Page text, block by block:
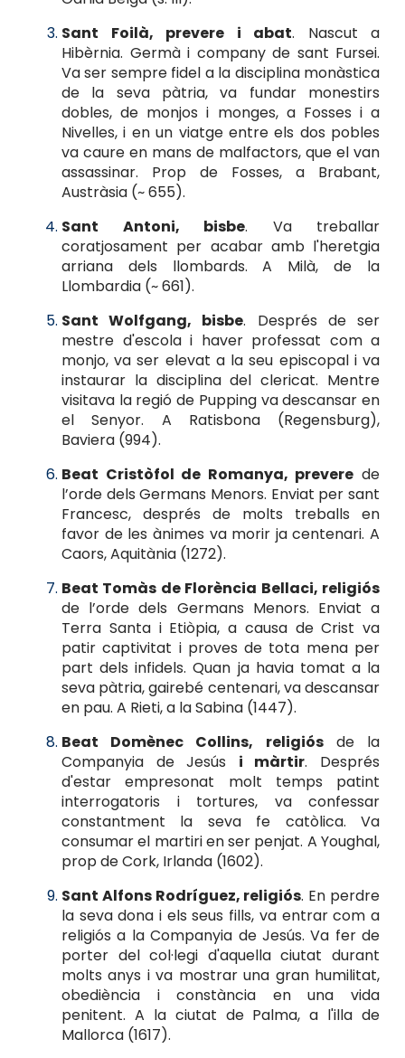
Sant Foilà, prevere i abat. Nascut a
Hibèrnia. Germà i company de sant Fursei.
Va ser sempre fidel a la disciplina monàstica
de la seva pàtria, va fundar monestirs
dobles, de monjos i monges, a Fosses i a
Nivelles, i en un viatge entre els dos pobles
va caure en mans de malfactors, que el van
assassinar. Prop de Fosses, a Brabant,
Austràsia (~ 655).
Sant Antoni, bisbe. Va treballar
coratjosament per acabar amb l'heretgia
arriana dels llombards. A Milà, de la
Llombardia (~ 661).
Sant Wolfgang, bisbe. Després de ser
mestre d'escola i haver professat com a
monjo, va ser elevat a la seu episcopal i va
instaurar la disciplina del clericat. Mentre
visitava la regió de Pupping va descansar en
el Senyor. A Ratisbona (Regensburg),
Baviera (994).
Beat Cristòfol de Romanya, prevere de
l’orde dels Germans Menors. Enviat per sant
Francesc, després de molts treballs en
favor de les ànimes va morir ja centenari. A
Caors, Aquitània (1272).
Beat Tomàs de Florència Bellaci, religiós
de l’orde dels Germans Menors. Enviat a
Terra Santa i Etiòpia, a causa de Crist va
patir captivitat i proves de tota mena per
part dels infidels. Quan ja havia tomat a la
seva pàtria, gairebé centenari, va descansar
en pau. A Rieti, a la Sabina (1447).
Beat Domènec Collins, religiósde la
Companyia de Jesús i màrtir. Després
d'estar empresonat molt temps patint
interrogatoris i tortures, va confessar
constantment la seva fe catòlica. Va
consumar el martiri en ser penjat. A Youghal,
prop de Cork, Irlanda (1602).
Sant Alfons Rodríguez, religiós. En perdre
la seva dona i els seus fills, va entrar com a
religiós a la Companyia de Jesús. Va fer de
porter del col·legi d'aquella ciutat durant
molts anys i va mostrar una gran humilitat,
obediència i constància en una vida
penitent. A la ciutat de Palma, a l'illa de
Mallorca (1617).